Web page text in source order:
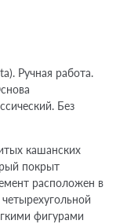
Ручная работа.
Без
кашанских
покрыт
расположен в
фигурами